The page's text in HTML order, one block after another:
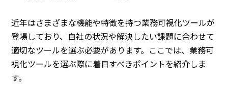
近年はさまざまな機能や特徴を持つ業務可視化ツールが
登場しており、自社の状況や解決したい課題に合わせて
適切なツールを選ぶ必要があります。ここでは、業務可
視化ツールを選ぶ際に着目すべきポイントを紹介しま
す。